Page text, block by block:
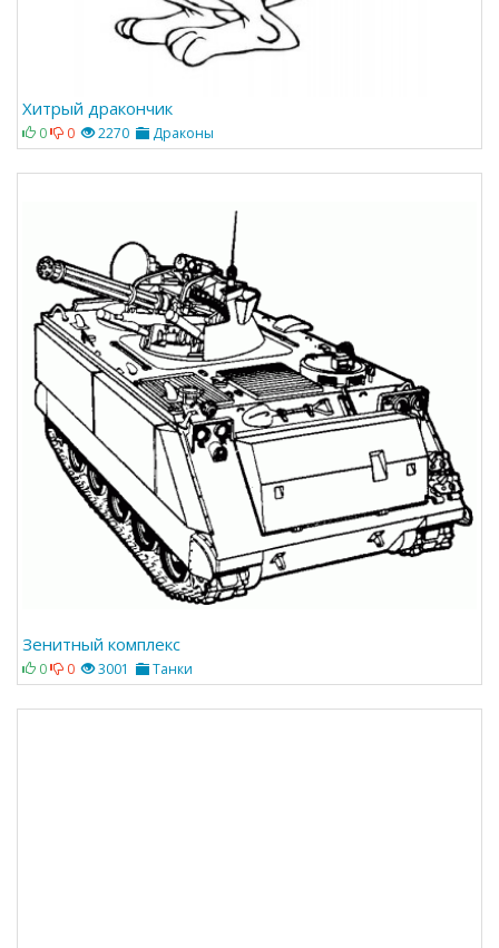
Хитрый дракончик
0 0 2270 Драконы
Зенитный комплекс
0 0 3001 Танки